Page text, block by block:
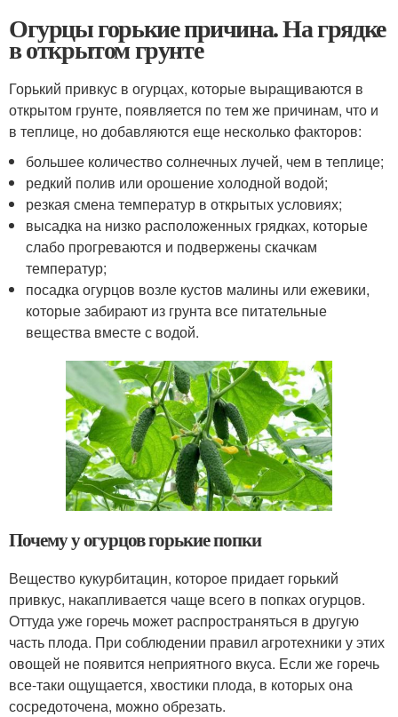
Огурцы горькие причина. На грядке
в открытом грунте
Горький привкус в огурцах, которые выращиваются в
открытом грунте, появляется по тем же причинам, что и
в теплице, но добавляются еще несколько факторов:
большее количество солнечных лучей, чем в теплице;
редкий полив или орошение холодной водой;
резкая смена температур в открытых условиях;
высадка на низко расположенных грядках, которые
слабо прогреваются и подвержены скачкам
температур;
посадка огурцов возле кустов малины или ежевики,
которые забирают из грунта все питательные
вещества вместе с водой.
Почему у огурцов горькие попки
Вещество кукурбитацин, которое придает горький
привкус, накапливается чаще всего в попках огурцов.
Оттуда уже горечь может распространяться в другую
часть плода. При соблюдении правил агротехники у этих
овощей не появится неприятного вкуса. Если же горечь
все-таки ощущается, хвостики плода, в которых она
сосредоточена, можно обрезать.